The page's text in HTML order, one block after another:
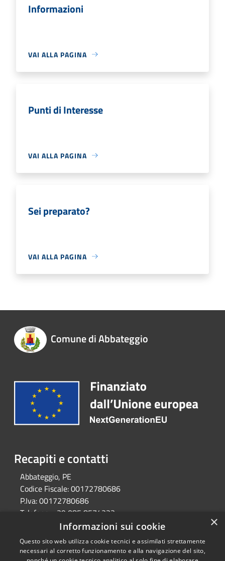
Informazioni
VAI ALLA PAGINA
Punti di Interesse
VAI ALLA PAGINA
Sei preparato?
VAI ALLA PAGINA
Comune di Abbateggio
Recapiti e contatti
Abbateggio, PE
Codice Fiscale:00172780686
P.Iva:00172780686
Telefono:
+39 085 8574223
comune@comune.abbateggio.pe.it
Pec:
comune.abbateggio@pec.it
×
Informazioni sui cookie
Questo sito web utilizza cookie tecnici e assimilati strettamente
necessari al corretto funzionamento e alla navigazione del sito,